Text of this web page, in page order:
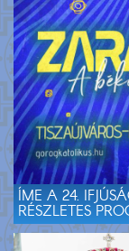
ÍME A 24.
RÉSZLETES